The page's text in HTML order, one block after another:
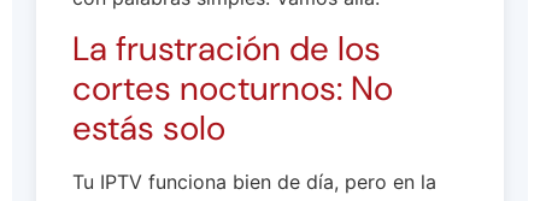
La frustración de los
cortes nocturnos: No
estás solo
Tu IPTV funciona bien de día, pero en la